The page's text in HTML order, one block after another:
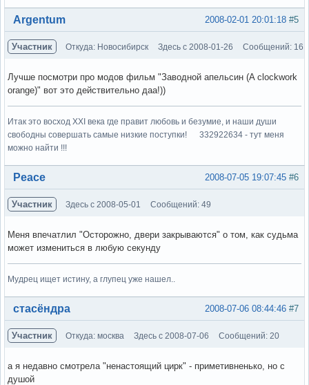
Вне форума #5
2008-02-01 20:01:18
Argentum
Участник Откуда: Новосибирск Здесь с 2008-01-26 Сообщений: 16
Лучше посмотри про модов фильм "Заводной апельсин (A clockwork
orange)" вот это действительно даа!))
Итак это восход XXI века где правит любовь и безумие, и наши души
свободны совершать самые низкие поступки! 332922634 - тут меня
можно найти !!!
Вне форума #6
2008-07-05 19:07:45
Peace
Участник Здесь с 2008-05-01 Сообщений: 49
Меня впечатлил "Осторожно, двери закрываются" о том, как судьма
может измениться в любую секунду
Мудрец ищет истину, а глупец уже нашел..
Вне форума #7
2008-07-06 08:44:46
стасёндра
Участник Откуда: москва Здесь с 2008-07-06 Сообщений: 20
а я недавно смотрела "ненастоящий цирк" - приметивненько, но с
душой